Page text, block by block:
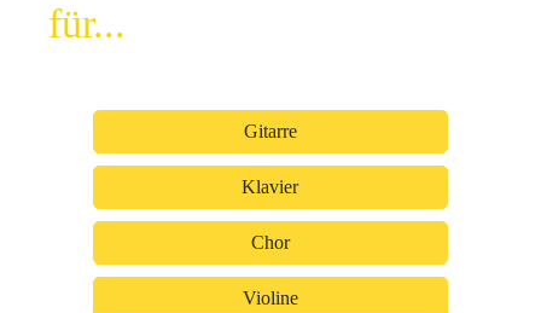
für...
Gitarre
Klavier
Chor
Violine